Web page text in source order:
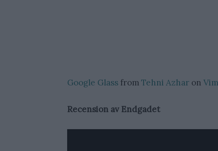
Google Glass fromTehni Azhar on
Recension av Endgadet